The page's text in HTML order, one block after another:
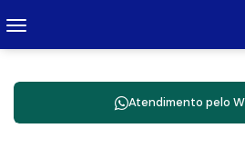
Atendimento pelo